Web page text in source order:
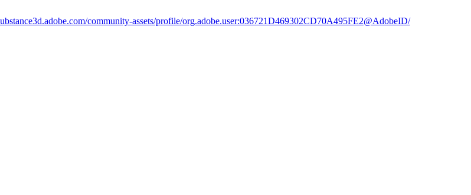
community-assets/profile/org.adobe.user:036721D469302CD70A495FE2@AdobeID/